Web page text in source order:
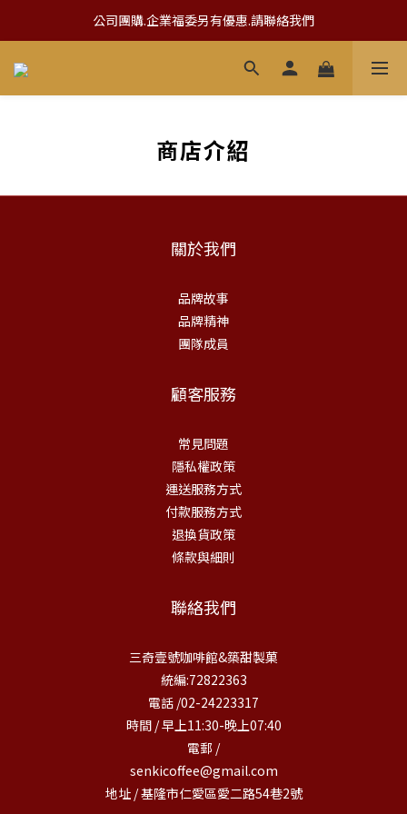
公司團購.企業福委另有優惠.請聯絡我們
公司團購.企業福委另有優惠.請聯絡我們
登入會員.滿3000即可享免運優惠!
商店介紹
關於我們
品牌故事
品牌精神
團隊成員
顧客服務
常見問題
隱私權政策
運送服務方式
付款服務方式
退換貨政策
條款與細則
聯絡我們
三奇壹號咖啡館&築甜製菓
統編:72822363
電話 /02-24223317
時間 / 早上11:30-晚上07:40
電郵 /
senkicoffee@gmail.com
地址 / 基隆市仁愛區愛二路54巷2號